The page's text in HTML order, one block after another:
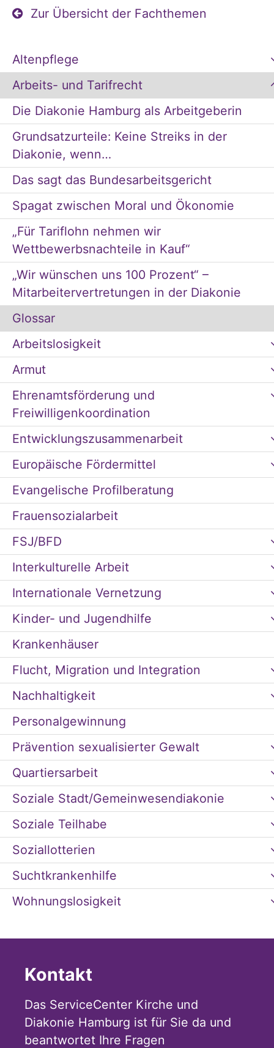
Zur Übersicht der Fachthemen
Altenpflege
Arbeits- und Tarifrecht
Die Diakonie Hamburg als Arbeitgeberin
Grundsatzurteile: Keine Streiks in der
Diakonie, wenn…
Das sagt das Bundesarbeitsgericht
Spagat zwischen Moral und Ökonomie
„Für Tariflohn nehmen wir
Wettbewerbsnachteile in Kauf“
„Wir wünschen uns 100 Prozent“ –
Mitarbeitervertretungen in der Diakonie
Glossar
Arbeitslosigkeit
Armut
Ehrenamtsförderung und
Freiwilligenkoordination
Entwicklungszusammenarbeit
Europäische Fördermittel
Evangelische Profilberatung
Frauensozialarbeit
FSJ/BFD
Interkulturelle Arbeit
Internationale Vernetzung
Kinder- und Jugendhilfe
Krankenhäuser
Flucht, Migration und Integration
Nachhaltigkeit
Personalgewinnung
Prävention sexualisierter Gewalt
Quartiersarbeit
Soziale Stadt/Gemeinwesendiakonie
Soziale Teilhabe
Soziallotterien
Suchtkrankenhilfe
Wohnungslosigkeit
Kontakt
Das ServiceCenter Kirche und
Diakonie Hamburg ist für Sie da und
beantwortet Ihre Fragen